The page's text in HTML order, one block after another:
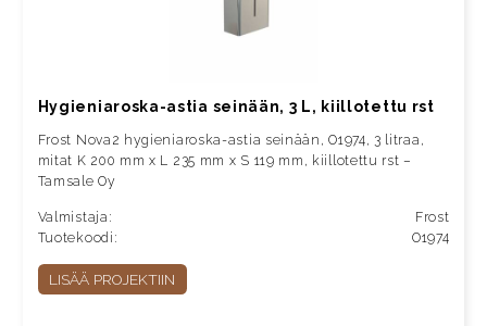
Hygieniaroska-astia seinään, 3 L, kiillotettu rst
Frost Nova2 hygieniaroska-astia seinään, O1974, 3 litraa,
mitat K 200 mm x L 235 mm x S 119 mm, kiillotettu rst –
Tamsale Oy
Valmistaja:
Frost
Tuotekoodi:
O1974
LISÄÄ PROJEKTIIN